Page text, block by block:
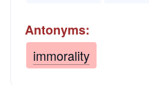
Antonyms:
immorality